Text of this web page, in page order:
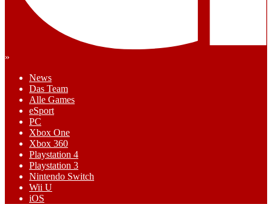
»
News
Das Team
Alle Games
eSport
PC
Xbox One
Xbox 360
Playstation 4
Playstation 3
Nintendo Switch
Wii U
iOS